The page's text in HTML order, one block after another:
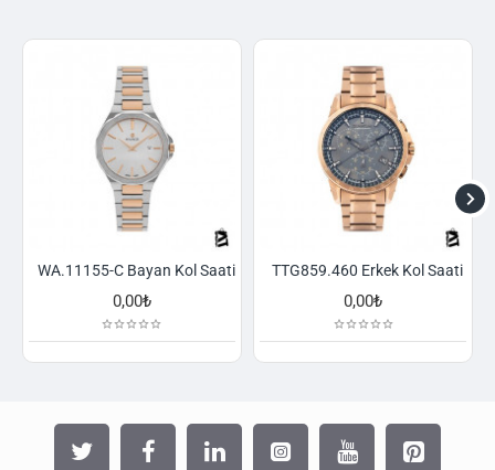
WA.11155-C Bayan Kol Saati
0,00₺
TTG859.460 Erkek Kol Saati
0,00₺